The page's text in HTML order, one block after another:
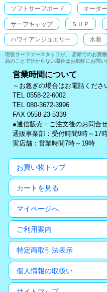
ソフトサーフボード オーダ
サーフキャップ ＳＵＰ
ハワイアンジュエリー 水着
現役サーファースタッフが、 店頭でのお買
品のことで分からない場合はお気軽にお問い
営業時間について
～お急ぎの場合はお電話くださ
TEL 0558-22-6002
TEL 080-3672-3996
FAX 0558-23-5339
●通信販売・ご注文後のお問合
通販事業部：受付時間9時～17
実店舗：営業時間7時～19時
お買い物トップ
カートを見る
マイページへ
ご利用案内
特定商取引法表示
個人情報の取扱い